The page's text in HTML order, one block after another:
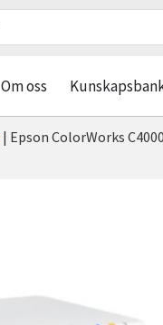
Om oss
| Epson ColorWorks